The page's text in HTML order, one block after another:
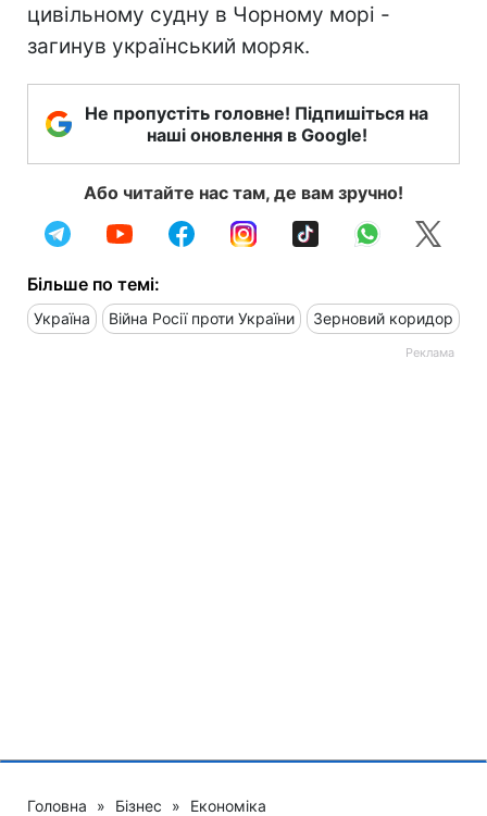
цивільному судну в Чорному морі -
загинув український моряк.
Не пропустіть головне! Підпишіться на
наші оновлення в Google!
Або читайте нас там, де вам зручно!
Більше по темі:
Україна Війна Росії проти України Зерновий коридор
Головна » Бізнес » Економіка